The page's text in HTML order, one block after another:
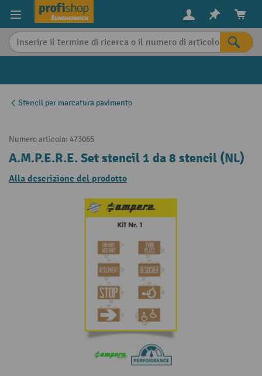
content
Stencil per marcatura pavimento
Numero articolo: 473065
A.M.P.E.R.E. Set stencil 1 da 8 stencil (NL)
Alla descrizione del prodotto